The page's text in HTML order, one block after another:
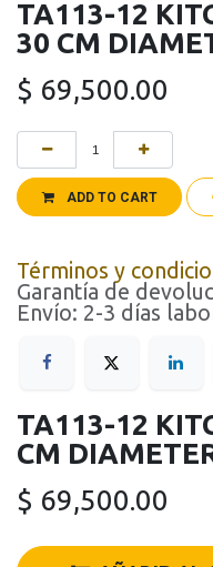
TA113-12
30 CM
$ 69,500.00
ADD TO CART
Términos y
Garantía de
Envío: 2-3 días
TA113-12
CM
$ 69,500.00